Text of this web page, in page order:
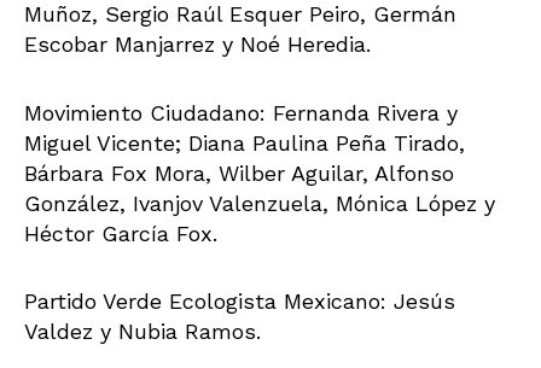
Muñoz, Sergio Raúl Esquer Peiro, Germán
Escobar Manjarrez y Noé Heredia.
Movimiento Ciudadano: Fernanda Rivera y
Miguel Vicente; Diana Paulina Peña Tirado,
Bárbara Fox Mora, Wilber Aguilar, Alfonso
González, Ivanjov Valenzuela, Mónica López y
Héctor García Fox.
Partido Verde Ecologista Mexicano: Jesús
Valdez y Nubia Ramos.